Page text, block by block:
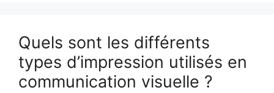
Quels sont les différents
types d’impression utilisés en
communication visuelle ?